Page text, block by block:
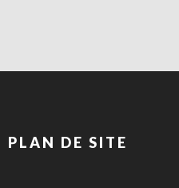
PLAN DE SITE